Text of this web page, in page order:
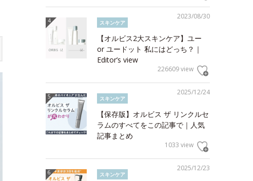
2023/08/30
スキンケア
【オルビス2大スキンケア】ユー
or ユードット 私にはどっち？｜
Editor’s view
226609 view
2025/12/24
スキンケア
【保存版】オルビス ザ リンクルセ
ラムのすべてをこの記事で｜人気
記事まとめ
1033 view
2025/12/23
スキンケア